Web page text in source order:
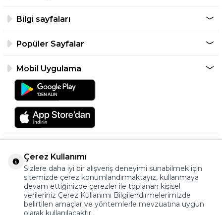
Bilgi sayfaları
Popüler Sayfalar
Mobil Uygulama
©2026 Tüm Hakkı Saklıdır.
ayakkabıonline.com
Çerez Kullanımı
Sizlere daha iyi bir alışveriş deneyimi sunabilmek için
sitemizde çerez konumlandırmaktayız, kullanmaya
devam ettiğinizde çerezler ile toplanan kişisel
verileriniz Çerez Kullanımı Bilgilendirmelerimizde
belirtilen amaçlar ve yöntemlerle mevzuatına uygun
olarak kullanılacaktır.